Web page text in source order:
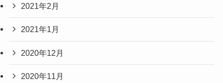
2021年2月
2021年1月
2020年12月
2020年11月